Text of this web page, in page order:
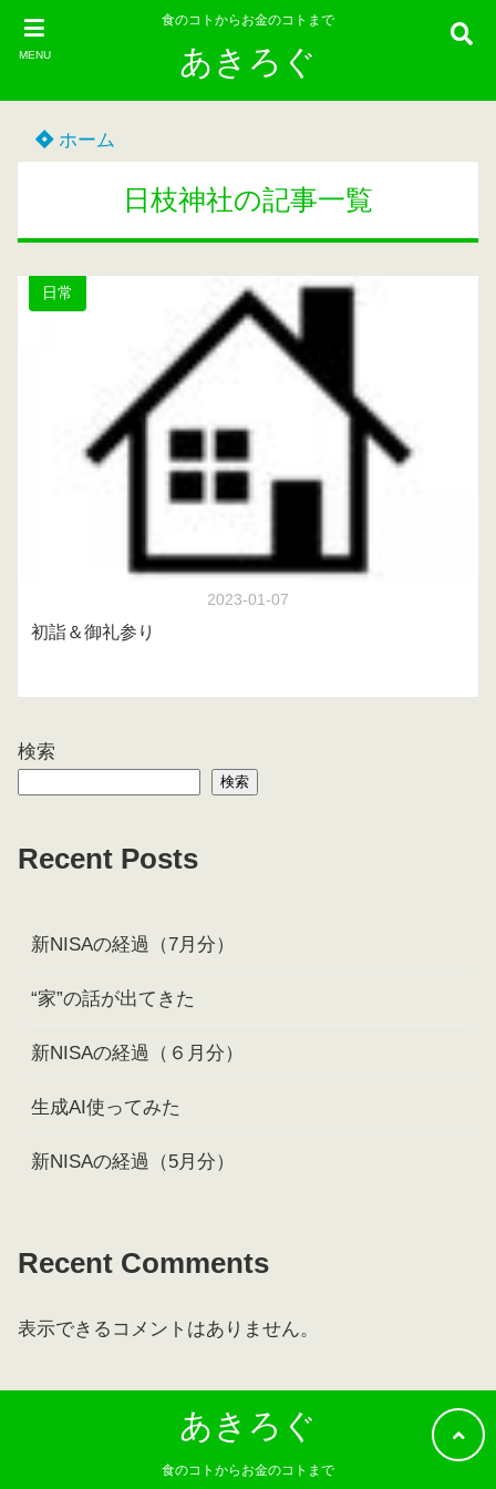
MENU
食のコトからお金のコトまで
あきろぐ
ホーム
日枝神社の記事一覧
日常
2023-01-07
初詣＆御礼参り
検索
検索
Recent Posts
新NISAの経過（7月分）
“家”の話が出てきた
新NISAの経過（６月分）
生成AI使ってみた
新NISAの経過（5月分）
Recent Comments
表示できるコメントはありません。
あきろぐ
食のコトからお金のコトまで